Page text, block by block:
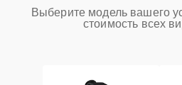
Выберите модель вашего
стоимость всех